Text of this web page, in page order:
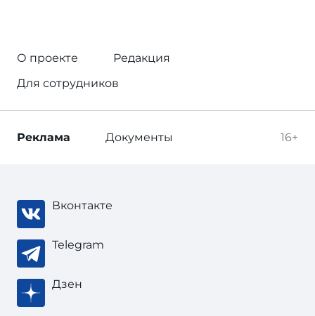
О проекте
Редакция
Для сотрудников
16+
Реклама Документы
Вконтакте
Telegram
Дзен